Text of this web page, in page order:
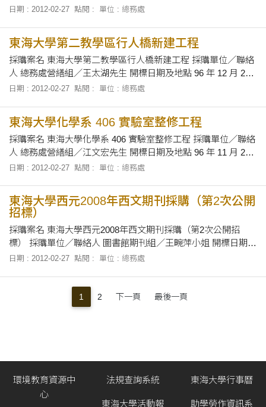
日 下午 2 時 10 分，在本校總務處當眾開標 招標文件之領取 自
日期 : 2012-02-27 點閱 : 單位 : 總務處
東海大學第二教學區行人橋新建工程
採購案名 東海大學第二教學區行人橋新建工程 採購單位／聯絡
人 總務處營繕組／王太湖先生 開標日期及地點 96 年 12 月 20
日 下午 2 時 10 分正，在本校總務處當眾開標 招標文件之領取
日期 : 2012-02-27 點閱 : 單位 : 總務處
東海大學化學系 406 實驗室整修工程
採購案名 東海大學化學系 406 實驗室整修工程 採購單位／聯絡
人 總務處營繕組／江文宏先生 開標日期及地點 96 年 11 月 27
日 下午 2 時 10 分正，在本校總務處當眾開標 招標文件之領取
日期 : 2012-02-27 點閱 : 單位 : 總務處
東海大學西元2008年西文期刊採購（第2次公開
招標）
採購案名 東海大學西元2008年西文期刊採購（第2次公開招
標） 採購單位／聯絡人 圖書館期刊組／王畹萍小姐 開標日期及
地點 96年11月14日（三）上午08時40分／本校第一會議室 招標
日期 : 2012-02-27 點閱 : 單位 : 總務處
1 2 下一頁 最後一頁
環境教育資源中
心
法規查詢系統
東海大學活動報
東海大學行事曆
助學勞作資訊系